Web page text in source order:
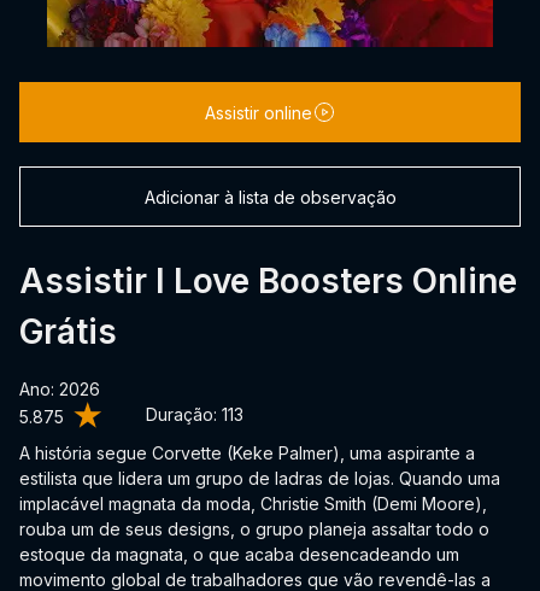
5.875 Duração: 113
Assistir I Love Boosters Online
Grátis
Ano: 2026
A história segue Corvette (Keke Palmer), uma aspirante a
estilista que lidera um grupo de ladras de lojas. Quando uma
implacável magnata da moda, Christie Smith (Demi Moore),
rouba um de seus designs, o grupo planeja assaltar todo o
estoque da magnata, o que acaba desencadeando um
movimento global de trabalhadores que vão revendê-las a
Assistir online
Adicionar à lista de observação